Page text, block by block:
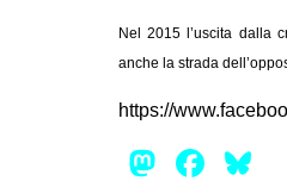
Nel 2015 l’uscita dalla
anche la strada
https://